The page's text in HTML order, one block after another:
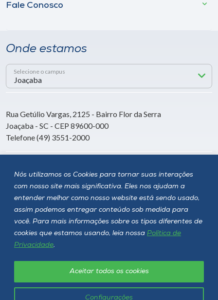
Nós utilizamos os Cookies para tornar suas interações
com nosso site mais significativa. Eles nos ajudam a
entender melhor como nosso website está sendo usado,
assim podemos entregar conteúdo sob medida para
você. Para mais informações sobre os tipos diferentes de
cookies que estamos usando, leia nossa Política de
Privacidade.
Configurações
Aceitar todos os cookies
Fale Conosco
Onde estamos
Selecione o campus
Rua Getúlio Vargas, 2125 - Bairro Flor da Serra
Joaçaba - SC - CEP 89600-000
Telefone (49) 3551-2000
Siga a Unoesc
Unoesc © 2026 - Todos os direitos reservados
Política de privacidade LGPD